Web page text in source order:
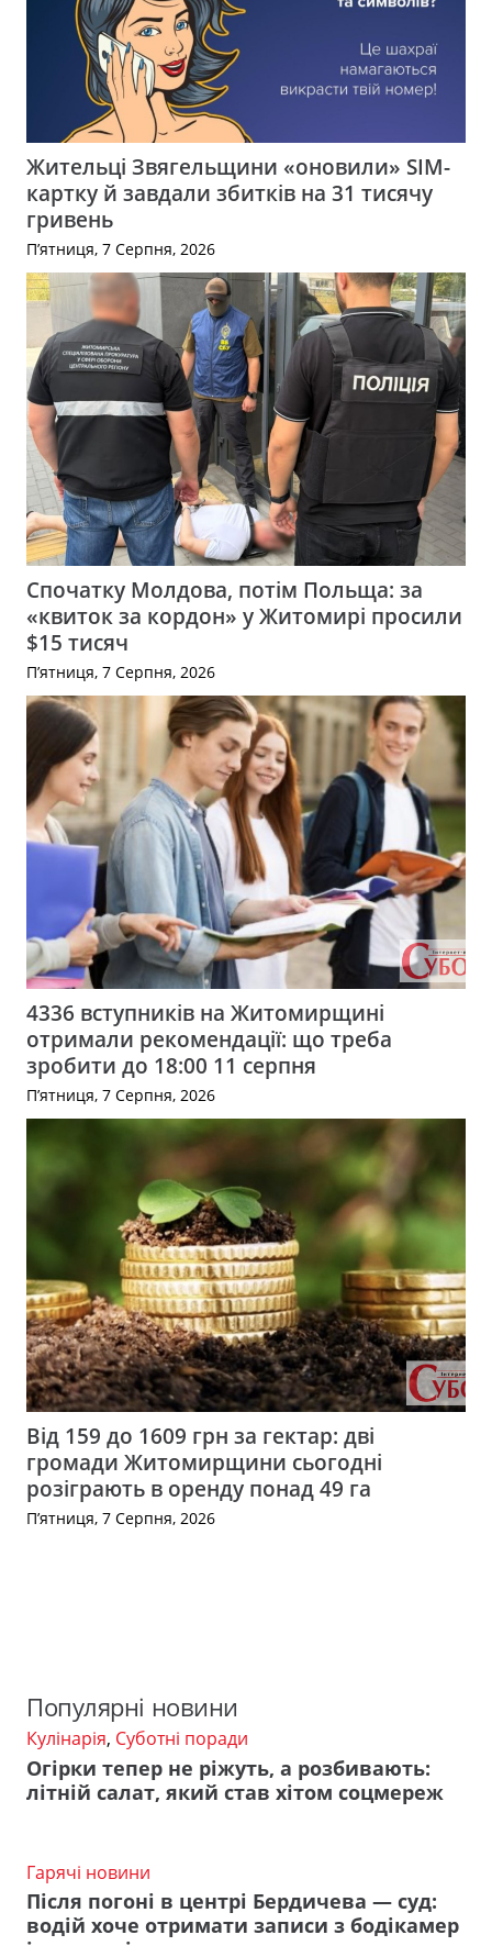
Жительці Звягельщини «оновили» SIM-
картку й завдали збитків на 31 тисячу
гривень
П’ятниця, 7 Серпня, 2026
Спочатку Молдова, потім Польща: за
«квиток за кордон» у Житомирі просили
$15 тисяч
П’ятниця, 7 Серпня, 2026
4336 вступників на Житомирщині
отримали рекомендації: що треба
зробити до 18:00 11 серпня
П’ятниця, 7 Серпня, 2026
Від 159 до 1609 грн за гектар: дві
громади Житомирщини сьогодні
розіграють в оренду понад 49 га
П’ятниця, 7 Серпня, 2026
Популярні новини
Кулінарія, Суботні поради
Огірки тепер не ріжуть, а розбивають:
літній салат, який став хітом соцмереж
Гарячі новини
Після погоні в центрі Бердичева — суд:
водій хоче отримати записи з бодікамер